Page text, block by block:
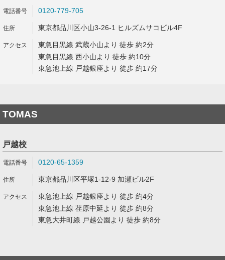
0120-779-705
東京都品川区小山3-26-1 ヒルズムサコビル4F
東急目黒線 武蔵小山より 徒歩 約2分
東急目黒線 西小山より 徒歩 約10分
東急池上線 戸越銀座より 徒歩 約17分
TOMAS
戸越校
0120-65-1359
東京都品川区平塚1-12-9 加瀬ビル2F
東急池上線 戸越銀座より 徒歩 約4分
東急池上線 荏原中延より 徒歩 約8分
東急大井町線 戸越公園より 徒歩 約8分